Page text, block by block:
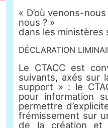
« D’où venons-
nous ? »
dans les ministères
DÉCLARATION
Le CTACC est
suivants, axés sur
support » : le
pour information
permettre
frémissement sur
de la création et